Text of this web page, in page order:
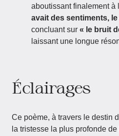
aboutissant finalement à
avait des sentiments,
concluant sur « le bruit
laissant une longue
Éclairages
Ce poème, à travers le destin
la tristesse la plus profonde